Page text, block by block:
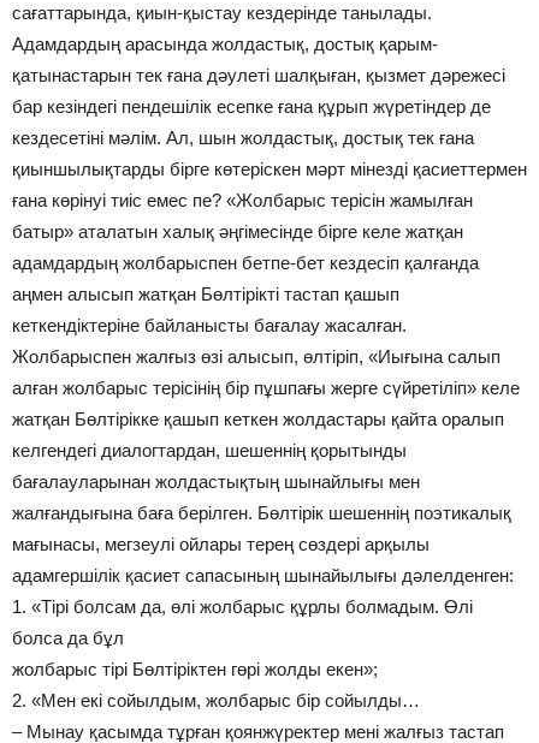
сағаттарында, қиын-қыстау кездерінде танылады.
Адамдардың арасында жолдастық, достық қарым-
қатынастарын тек ғана дәулеті шалқыған, қызмет дәрежесі
бар кезіндегі пендешілік есепке ғана құрып жүретіндер де
кездесетіні мәлім. Ал, шын жолдастық, достық тек ғана
қиыншылықтарды бірге көтеріскен мәрт мінезді қасиеттермен
ғана көрінуі тиіс емес пе? «Жолбарыс терісін жамылған
батыр» аталатын халық әңгімесінде бірге келе жатқан
адамдардың жолбарыспен бетпе-бет кездесіп қалғанда
аңмен алысып жатқан Бөлтірікті тастап қашып
кеткендіктеріне байланысты бағалау жасалған.
Жолбарыспен жалғыз өзі алысып, өлтіріп, «Иығына салып
алған жолбарыс терісінің бір пұшпағы жерге сүйретіліп» келе
жатқан Бөлтірікке қашып кеткен жолдастары қайта оралып
келгендегі диалогтардан, шешеннің қорытынды
бағалауларынан жолдастықтың шынайлығы мен
жалғандығына баға берілген. Бөлтірік шешеннің поэтикалық
мағынасы, мегзеулі ойлары терең сөздері арқылы
адамгершілік қасиет сапасының шынайылығы дәлелденген:
1. «Тірі болсам да, өлі жолбарыс құрлы болмадым. Өлі
болса да бұл
жолбарыс тірі Бөлтіріктен гөрі жолды екен»;
2. «Мен екі сойылдым, жолбарыс бір сойылды…
– Мынау қасымда тұрған қоянжүректер мені жалғыз тастап